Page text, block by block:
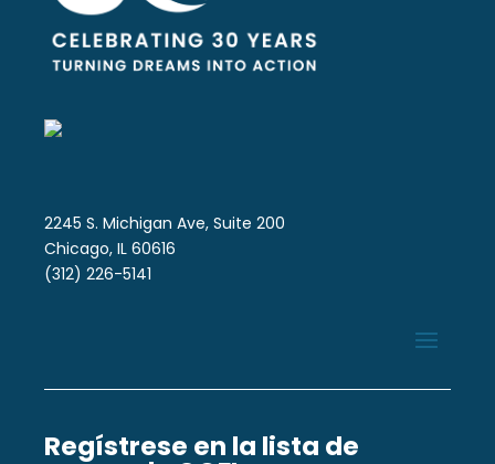
2245 S. Michigan Ave, Suite 200
Chicago, IL 60616
(312) 226-5141
Regístrese en la lista de